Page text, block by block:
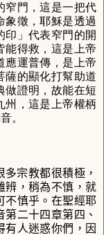
窄門，這是一把代
象徵，耶穌是透過
印」代表窄門的開
能得救，這是上帝
應運普傳，是上帝
薩的顯化打幫助道
做證明，故能在短
州，這是上帝權柄
。
宗教都很積極，
辨，稍為不慎，就
不慎乎。在聖經耶
二十四章第四、
有人迷惑你們，因